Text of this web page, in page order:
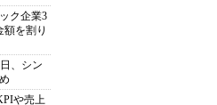
ク企業3
を割り
、シン
や売上